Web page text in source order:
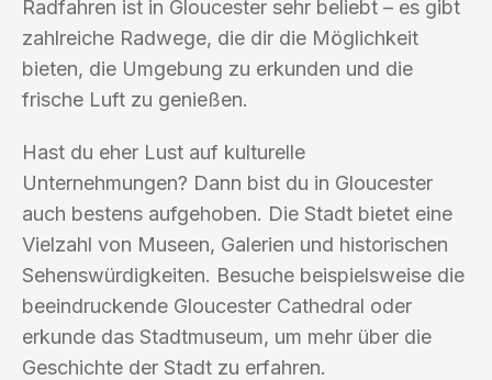
Radfahren ist in Gloucester sehr beliebt – es gibt
zahlreiche Radwege, die dir die Möglichkeit
bieten, die Umgebung zu erkunden und die
frische Luft zu genießen.
Hast du eher Lust auf kulturelle
Unternehmungen? Dann bist du in Gloucester
auch bestens aufgehoben. Die Stadt bietet eine
Vielzahl von Museen, Galerien und historischen
Sehenswürdigkeiten. Besuche beispielsweise die
beeindruckende Gloucester Cathedral oder
erkunde das Stadtmuseum, um mehr über die
Geschichte der Stadt zu erfahren.